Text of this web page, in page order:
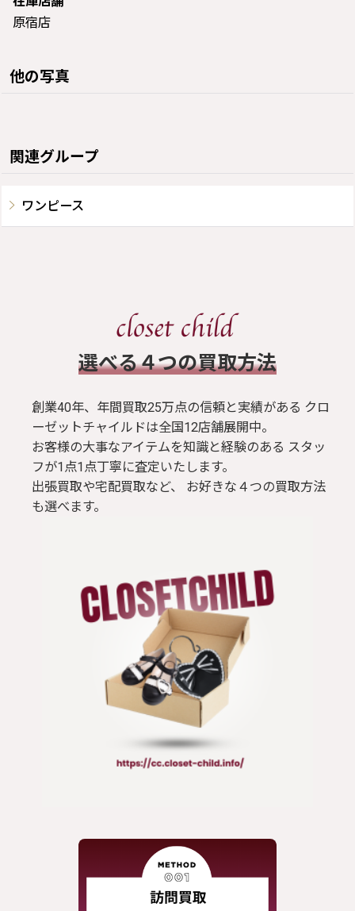
原宿店
他の写真
関連グループ
ワンピース
​選べる４つの買取方法
創業40年、年間買取25万点の信頼と実績がある クロ
ーゼットチャイルドは全国12店舗展開中。
お客様の大事なアイテムを知識と経験のある スタッ
フが1点1点丁寧に査定いたします。
出張買取や宅配買取など、 お好きな４つの買取方法
も選べます。